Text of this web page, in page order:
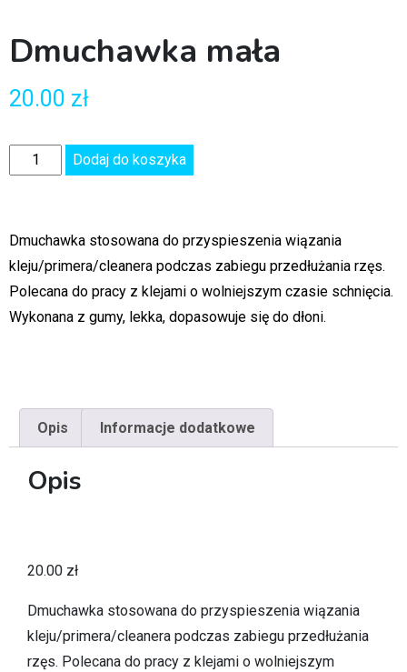
Dmuchawka mała
20.00 zł
Dodaj do koszyka
Dmuchawka stosowana do przyspieszenia wiązania
kleju/primera/cleanera podczas zabiegu przedłużania rzęs.
Polecana do pracy z klejami o wolniejszym czasie schnięcia.
Wykonana z gumy, lekka, dopasowuje się do dłoni.
Opis Informacje dodatkowe
Opis
20.00 zł
Dmuchawka stosowana do przyspieszenia wiązania
kleju/primera/cleanera podczas zabiegu przedłużania
rzęs. Polecana do pracy z klejami o wolniejszym